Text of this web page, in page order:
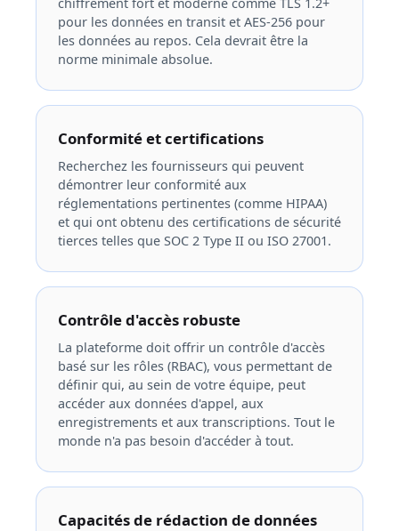
pour les données en transit et AES-256 pour
les données au repos. Cela devrait être la
norme minimale absolue.
Conformité et certifications
Recherchez les fournisseurs qui peuvent
démontrer leur conformité aux
réglementations pertinentes (comme HIPAA)
et qui ont obtenu des certifications de sécurité
tierces telles que SOC 2 Type II ou ISO 27001.
Contrôle d'accès robuste
La plateforme doit offrir un contrôle d'accès
basé sur les rôles (RBAC), vous permettant de
définir qui, au sein de votre équipe, peut
accéder aux données d'appel, aux
enregistrements et aux transcriptions. Tout le
monde n'a pas besoin d'accéder à tout.
Capacités de rédaction de données